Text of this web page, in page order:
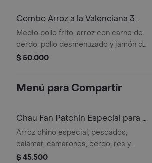
Combo Arroz a la Valenciana 3
Personas Bebida
Medio pollo frito, arroz con carne de
cerdo, pollo desmenuzado y jamón de
pollo, papa francesa y gaseosa 1 L a
$ 50.000
Menú para Compartir
Chau Fan Patchin Especial para 4
Personas
Arroz chino especial, pescados,
calamar, camarones, cerdo, res y
pollo desmenuzado.
$ 45.500